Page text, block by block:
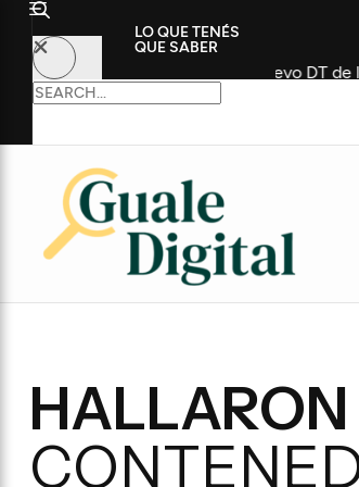
LO QUE TENÉS
QUE SABER
futbolista como nuevo DT de la selección